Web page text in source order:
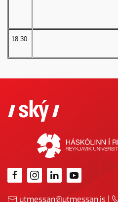
18:30
utmessan@utmessan.is |